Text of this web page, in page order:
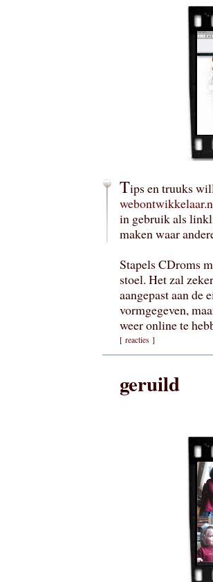
Tips en truuks
in gebruik als
maken waar
Stapels CDroms
stoel. Het zal
aangepast aan de
vormgegeven,
weer online te
[ reacties ]
geruild